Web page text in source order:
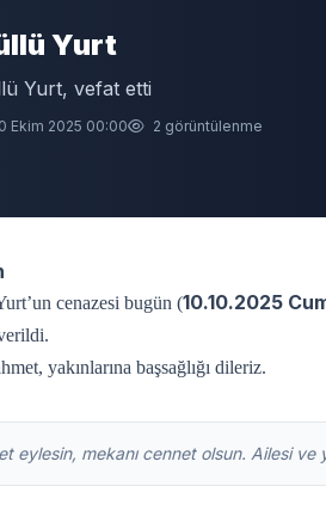
Yurt
Yurt, vefat etti
Ekim 2025 00:00 2 görüntülenme
cenazesi bugün (10.10.2025
yakınlarına başsağlığı dileriz.
eylesin, mekanı cennet olsun. Ailesi ve